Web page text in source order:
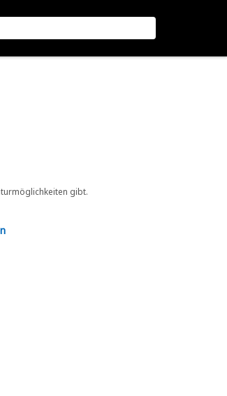
gibt.